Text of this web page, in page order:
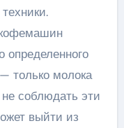
определенного
только молока
соблюдать эти
выйти из